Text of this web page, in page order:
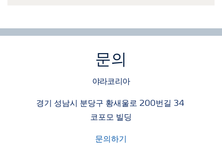
1. 질소: 질산태질소
■ 즉효성: 공기 중으로 증발하거나 토양 내에 흡착되지 않음
■ 고부가가치 작물 또는 대부분의 원예작물이 요구하는 형
2. 인산: 오르토인산+폴리인산
문의
야라코리아
경기 성남시 분당구 황새울로 200번길 34
코포모 빌딩
문의하기